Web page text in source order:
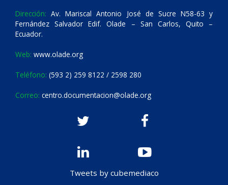
Dirección: Av. Mariscal Antonio José de Sucre N58-63 y
Fernández Salvador Edif. Olade – San Carlos, Quito –
Ecuador.
Web: www.olade.org
Teléfono: (593 2) 259 8122 / 2598 280
Correo: centro.documentacion@olade.org
Tweets by cubemediaco